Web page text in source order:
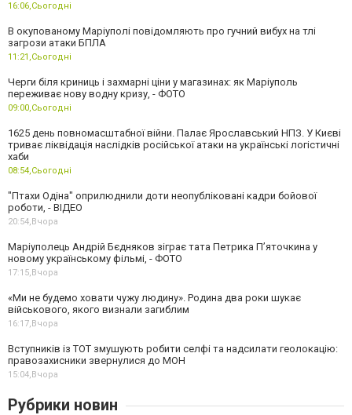
16:06,Сьогодні
В окупованому Маріуполі повідомляють про гучний вибух на тлі
загрози атаки БПЛА
11:21,Сьогодні
Черги біля криниць і захмарні ціни у магазинах: як Маріуполь
переживає нову водну кризу, - ФОТО
09:00,Сьогодні
1625 день повномасштабної війни. Палає Ярославський НПЗ. У Києві
триває ліквідація наслідків російської атаки на українські логістичні
хаби
08:54,Сьогодні
"Птахи Одіна" оприлюднили доти неопубліковані кадри бойової
роботи, - ВІДЕО
20:54,Вчора
Маріуполець Андрій Бєдняков зіграє тата Петрика П’яточкина у
новому українському фільмі, - ФОТО
17:15,Вчора
«Ми не будемо ховати чужу людину». Родина два роки шукає
військового, якого визнали загиблим
16:17,Вчора
Вступників із ТОТ змушують робити селфі та надсилати геолокацію:
правозахисники звернулися до МОН
15:04,Вчора
Рубрики новин